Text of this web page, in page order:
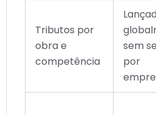
Tributos por
obra e
competência
sem
por